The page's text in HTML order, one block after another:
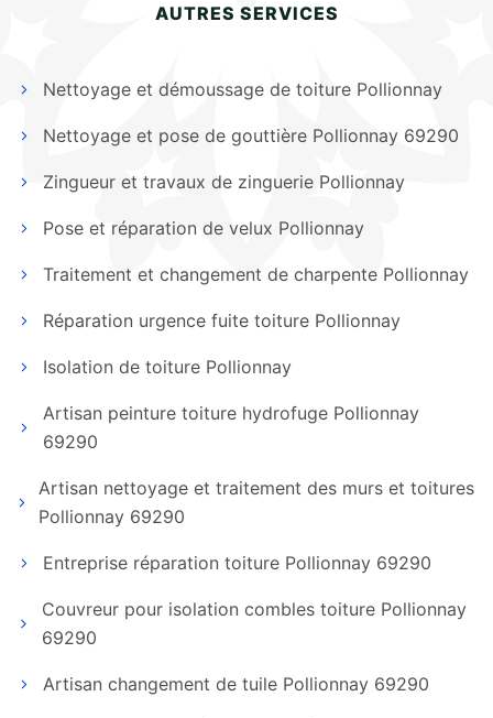
AUTRES SERVICES
Nettoyage et démoussage de toiture Pollionnay
Nettoyage et pose de gouttière Pollionnay 69290
Zingueur et travaux de zinguerie Pollionnay
Pose et réparation de velux Pollionnay
Traitement et changement de charpente Pollionnay
Réparation urgence fuite toiture Pollionnay
Isolation de toiture Pollionnay
Artisan peinture toiture hydrofuge Pollionnay
69290
Artisan nettoyage et traitement des murs et toitures
Pollionnay 69290
Entreprise réparation toiture Pollionnay 69290
Couvreur pour isolation combles toiture Pollionnay
69290
Artisan changement de tuile Pollionnay 69290